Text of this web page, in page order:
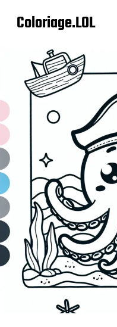
Coloriage.LOL